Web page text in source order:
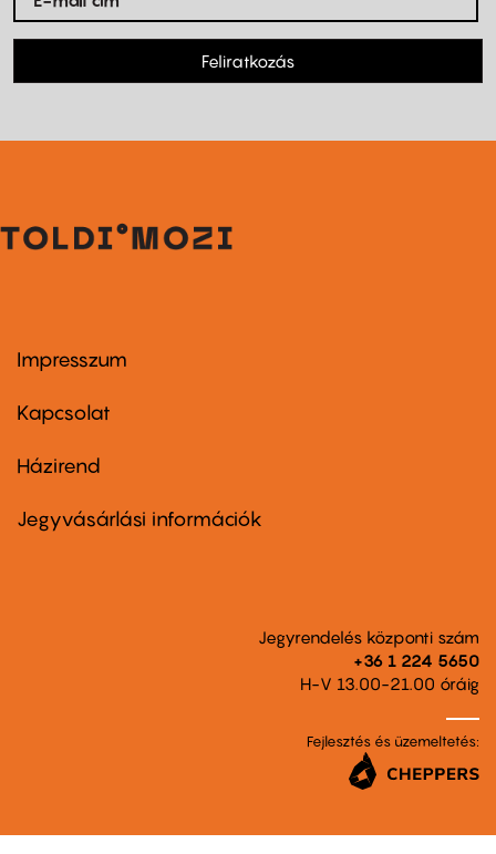
Feliratkozás
Footer
first
Impresszum
Kapcsolat
Footer
second
Házirend
Jegyvásárlási információk
Jegyrendelés központi szám
+36 1 224 5650
H-V 13.00-21.00 óráig
Fejlesztés és üzemeltetés: